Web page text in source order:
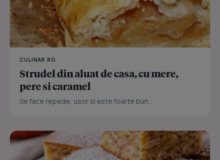
CULINAR.RO
Strudel din aluat de casa, cu mere,
pere si caramel
Se face repede, usor si este foarte bun...